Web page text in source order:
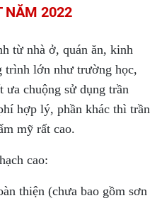
NĂM 2022
từ nhà ở, quán ăn, kinh
trình lớn như trường học,
ưa chuộng sử dụng trần
hợp lý, phần khác thì trần
mỹ rất cao.
cao:
thiện (chưa bao gồm sơn